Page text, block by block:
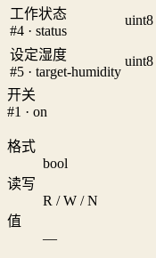
工作状态
#4 · status
uint8
设定湿度
#5 · target-humidity
uint8
开关
#1 · on
格式
bool
读写
R / W / N
值
—